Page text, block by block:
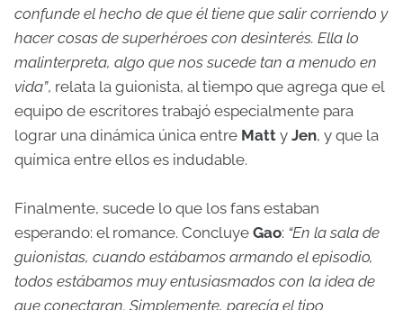
confunde el hecho de que él tiene que salir corriendo y
hacer cosas de superhéroes con desinterés. Ella lo
malinterpreta, algo que nos sucede tan a menudo en
vida”, relata la guionista, al tiempo que agrega que el
equipo de escritores trabajó especialmente para
lograr una dinámica única entre Matt y Jen, y que la
química entre ellos es indudable.
Finalmente, sucede lo que los fans estaban
esperando: el romance. Concluye Gao: “En la sala de
guionistas, cuando estábamos armando el episodio,
todos estábamos muy entusiasmados con la idea de
que conectaran. Simplemente, parecía el tipo